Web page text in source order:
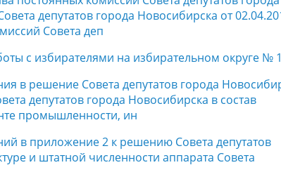
депутатов города Новосибирска от
Совета деп
с избирателями на избирательном округе №
в решение Совета депутатов города
депутатов города Новосибирска в состав
промышленности, ин
в приложение 2 к решению Совета депутатов
и штатной численности аппарата Совета